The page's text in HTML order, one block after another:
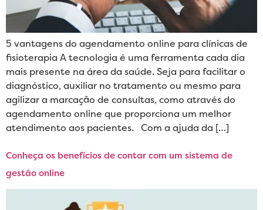
5 vantagens do agendamento online para clínicas de
fisioterapia A tecnologia é uma ferramenta cada dia
mais presente na área da saúde. Seja para facilitar o
diagnóstico, auxiliar no tratamento ou mesmo para
agilizar a marcação de consultas, como através do
agendamento online que proporciona um melhor
atendimento aos pacientes. Com a ajuda da […]
Conheça os benefícios de contar com um sistema de
gestão online